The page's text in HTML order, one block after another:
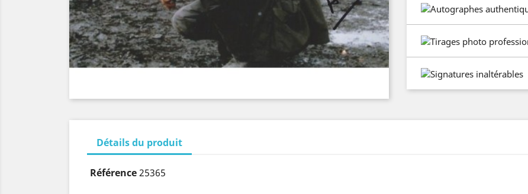
Détails du produit
Référence25365